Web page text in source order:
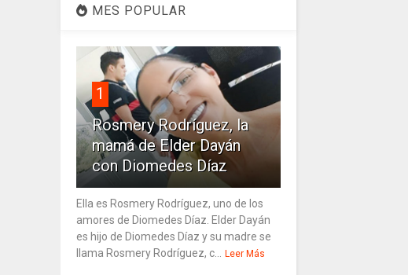
MES POPULAR
1
Rosmery Rodríguez, la
mamá de Elder Dayán
con Diomedes Díaz
Ella es Rosmery Rodríguez, uno de los
amores de Diomedes Díaz. Elder Dayán
es hijo de Diomedes Díaz y su madre se
llama Rosmery Rodríguez, c... Leer Más